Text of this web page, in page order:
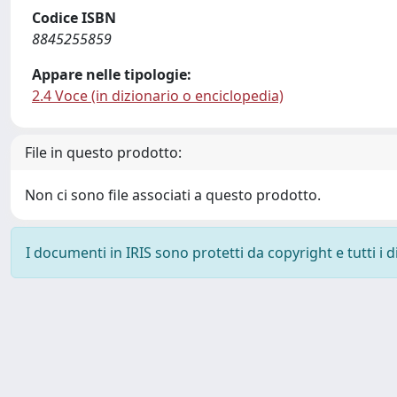
Codice ISBN
8845255859
Appare nelle tipologie:
2.4 Voce (in dizionario o enciclopedia)
File in questo prodotto:
Non ci sono file associati a questo prodotto.
I documenti in IRIS sono protetti da copyright e tutti i